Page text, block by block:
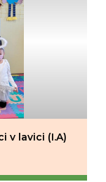
v lavici (I.A)